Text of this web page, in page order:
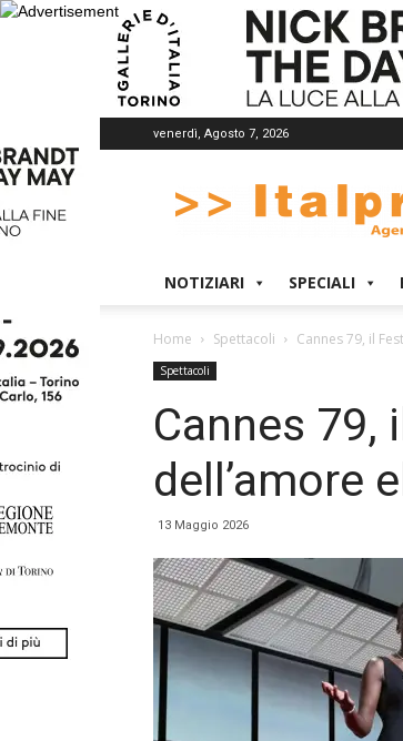
venerdì, Agosto 7, 2026
NOTIZIARI SPECIALI
Home Spettacoli Cannes 79, il
Spettacoli
Cannes 79,
dell’amore
13 Maggio 2026